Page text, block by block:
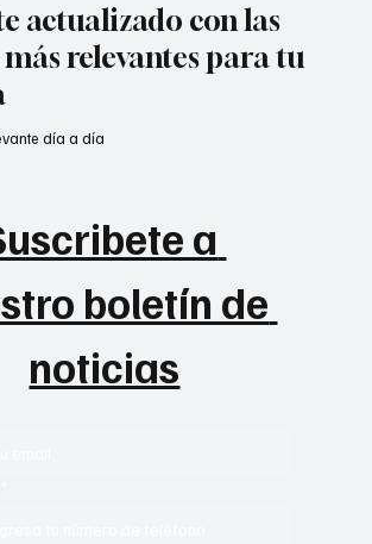
actualizado con las
relevantes para tu
a
boletín de
noticias
día a día